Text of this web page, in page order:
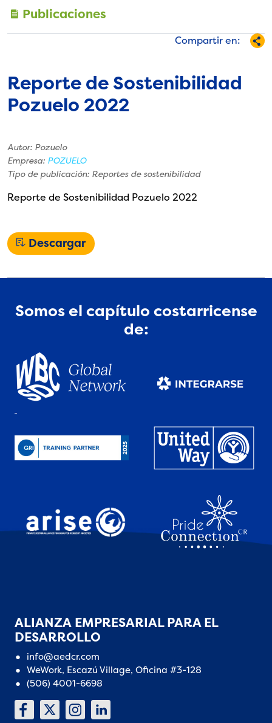
Publicaciones
Compartir en:
Reporte de Sostenibilidad
Pozuelo 2022
Autor: Pozuelo
Empresa: POZUELO
Tipo de publicación: Reportes de sostenibilidad
Reporte de Sostenibilidad Pozuelo 2022
Descargar
Somos el capítulo costarricense
de:
ALIANZA EMPRESARIAL PARA EL
DESARROLLO
info@aedcr.com
WeWork, Escazú Village, Oficina #3-128
(506) 4001-6698